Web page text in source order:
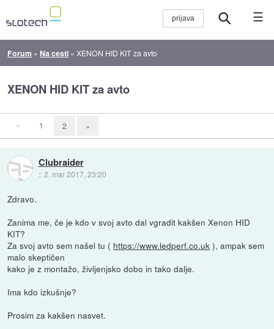
☰
Forum » Na cesti »XENON HID KIT za avto
XENON HID KIT za avto
« 1 2 »
Clubraider
::2. mar 2017, 23:20
Zdravo.
Zanima me, če je kdo v svoj avto dal vgradit kakšen Xenon HID
KIT?
Za svoj avto sem našel tu ( https://www.ledperf.co.uk ), ampak sem
malo skeptičen
kako je z montažo, življenjsko dobo in tako dalje.
Ima kdo izkušnje?
Prosim za kakšen nasvet.